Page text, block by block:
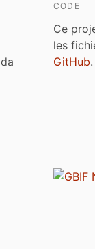
CODE
Ce
les
GitHub.